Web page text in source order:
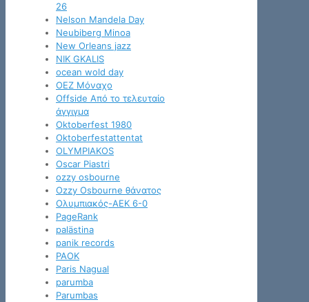
26
Nelson Mandela Day
Neubiberg Minoa
New Orleans jazz
NIK GKALIS
ocean wold day
OEZ Μόναχο
Offside Από το τελευταίο
άγγιγμα
Oktoberfest 1980
Oktoberfestattentat
OLYMPIAKOS
Oscar Piastri
ozzy osbourne
Ozzy Osbourne θάνατος
Oλυμπιακός-ΑΕΚ 6-0
PageRank
palästina
panik records
PAOK
Paris Nagual
parumba
Parumbas